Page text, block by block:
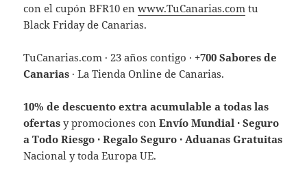
con el cupón BFR10 enwww.TuCanarias.com tu
Black Friday de Canarias.
TuCanarias.com · 23 años contigo · +700 Sabores de
Canarias · La Tienda Online de Canarias.
10% de descuento extra acumulable a todas las
ofertasy promociones conEnvío Mundial · Seguro
a Todo Riesgo · Regalo Seguro · Aduanas Gratuitas
Nacional y toda Europa UE.